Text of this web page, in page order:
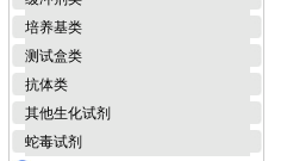
培养基类
测试盒类
抗体类
其他生化试剂
蛇毒试剂